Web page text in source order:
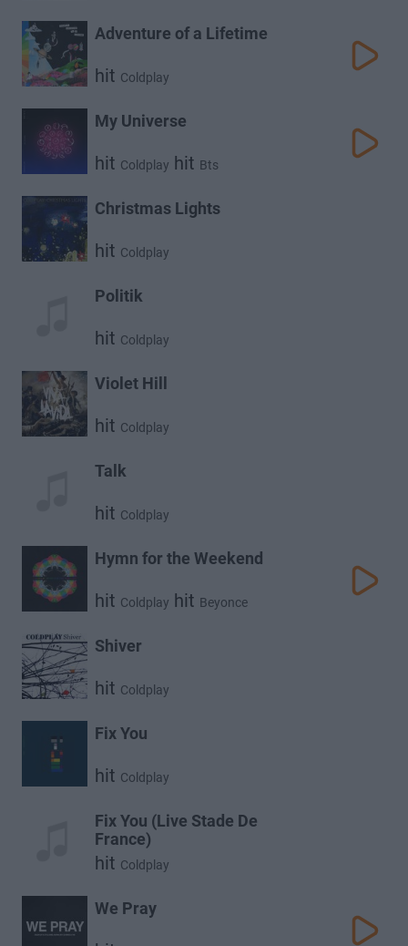
Adventure of a Lifetime
hit Coldplay
My Universe
hit Coldplay hit Bts
Christmas Lights
hit Coldplay
Politik
hit Coldplay
Violet Hill
hit Coldplay
Talk
hit Coldplay
Hymn for the Weekend
hit Coldplay hit Beyonce
Shiver
hit Coldplay
Fix You
hit Coldplay
Fix You (Live Stade De
France)
hit Coldplay
We Pray